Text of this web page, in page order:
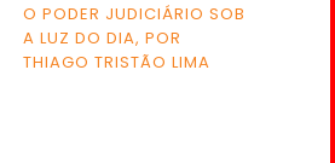
O PODER JUDICIÁRIO SOB
A LUZ DO DIA, POR
THIAGO TRISTÃO LIMA